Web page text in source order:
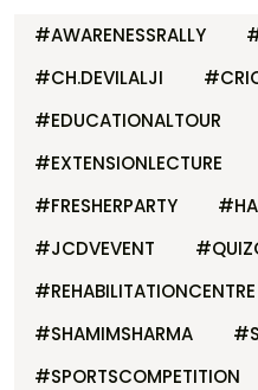
#AWARENESSRALLY
#CH.DEVILALJI
#EDUCATIONALTOUR
#EXTENSIONLECTURE
#FRESHERPARTY
#JCDVEVENT
#REHABILITATIONCENTRE
#SHAMIMSHARMA
#SPORTSCOMPETITION